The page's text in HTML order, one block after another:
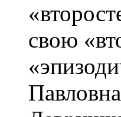
свою